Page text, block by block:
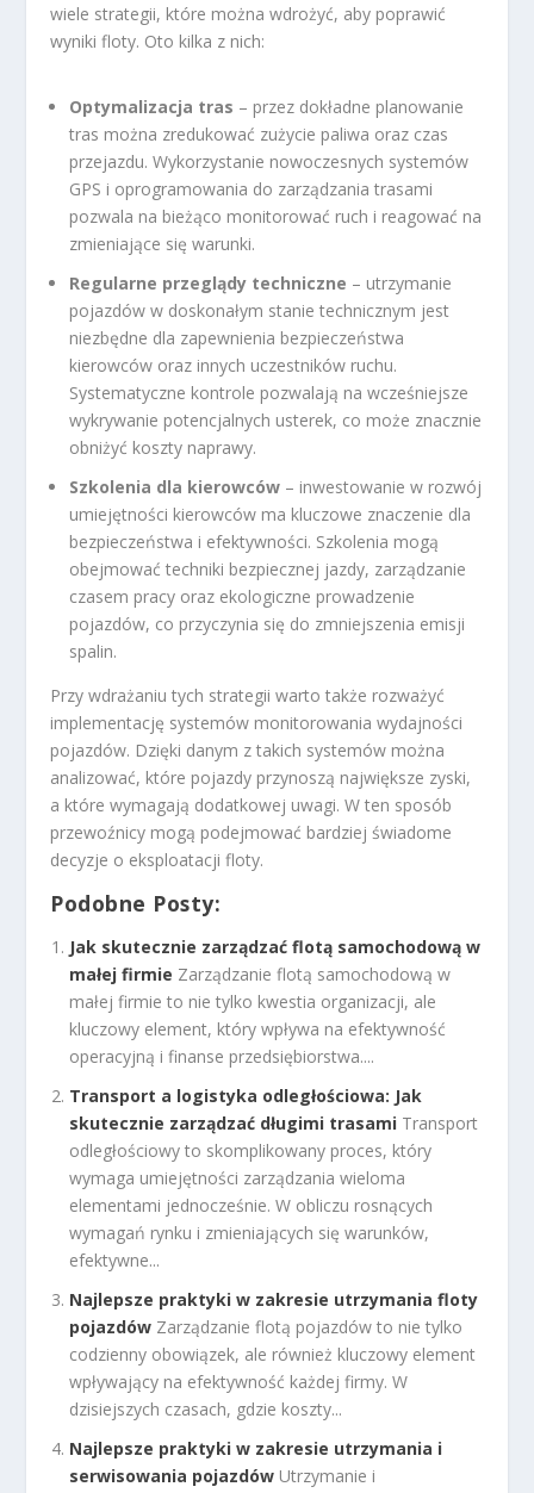
wiele strategii, które można wdrożyć, aby poprawić
wyniki floty. Oto kilka z nich:
Optymalizacja tras – przez dokładne planowanie
tras można zredukować zużycie paliwa oraz czas
przejazdu. Wykorzystanie nowoczesnych systemów
GPS i oprogramowania do zarządzania trasami
pozwala na bieżąco monitorować ruch i reagować na
zmieniające się warunki.
Regularne przeglądy techniczne – utrzymanie
pojazdów w doskonałym stanie technicznym jest
niezbędne dla zapewnienia bezpieczeństwa
kierowców oraz innych uczestników ruchu.
Systematyczne kontrole pozwalają na wcześniejsze
wykrywanie potencjalnych usterek, co może znacznie
obniżyć koszty naprawy.
Szkolenia dla kierowców – inwestowanie w rozwój
umiejętności kierowców ma kluczowe znaczenie dla
bezpieczeństwa i efektywności. Szkolenia mogą
obejmować techniki bezpiecznej jazdy, zarządzanie
czasem pracy oraz ekologiczne prowadzenie
pojazdów, co przyczynia się do zmniejszenia emisji
spalin.
Przy wdrażaniu tych strategii warto także rozważyć
implementację systemów monitorowania wydajności
pojazdów. Dzięki danym z takich systemów można
analizować, które pojazdy przynoszą największe zyski,
a które wymagają dodatkowej uwagi. W ten sposób
przewoźnicy mogą podejmować bardziej świadome
decyzje o eksploatacji floty.
Podobne Posty:
Jak skutecznie zarządzać flotą samochodową w
małej firmie Zarządzanie flotą samochodową w
małej firmie to nie tylko kwestia organizacji, ale
kluczowy element, który wpływa na efektywność
operacyjną i finanse przedsiębiorstwa....
Transport a logistyka odległościowa: Jak
skutecznie zarządzać długimi trasami Transport
odległościowy to skomplikowany proces, który
wymaga umiejętności zarządzania wieloma
elementami jednocześnie. W obliczu rosnących
wymagań rynku i zmieniających się warunków,
efektywne...
Najlepsze praktyki w zakresie utrzymania floty
pojazdów Zarządzanie flotą pojazdów to nie tylko
codzienny obowiązek, ale również kluczowy element
wpływający na efektywność każdej firmy. W
dzisiejszych czasach, gdzie koszty...
Najlepsze praktyki w zakresie utrzymania i
serwisowania pojazdów Utrzymanie i